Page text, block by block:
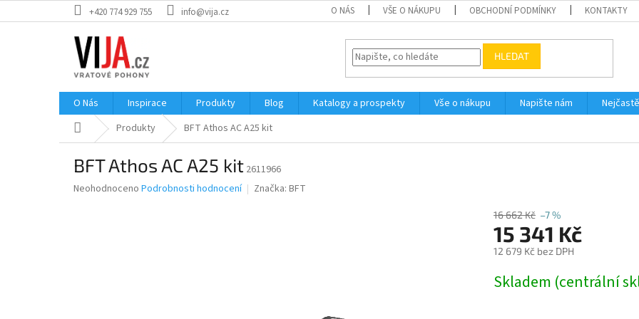
na
+420 774 929 755 info@vija.cz O NÁS VŠE O NÁKUPU OBCHODNÍ PODMÍNKY KONTAKTY
HLEDAT
O Nás Inspirace Produkty Blog Katalogy a prospekty Vše o nákupu Napište nám
Domů Produkty BFT Athos AC A25 kit
BFT Athos AC A25 kit 2611966
Průměrné
Neohodnoceno Podrobnosti hodnocení Značka: BFT
16 662 Kč –7 %
15 341 Kč
12 679 Kč bez DPH
cena:
Skladem (centrální